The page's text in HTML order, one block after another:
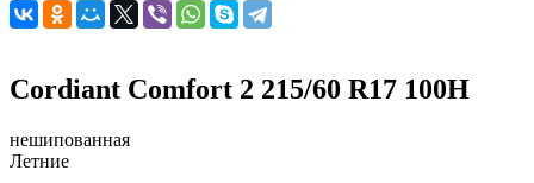
Cordiant Comfort 2 215/60 R17 100H
нешипованная
Летние